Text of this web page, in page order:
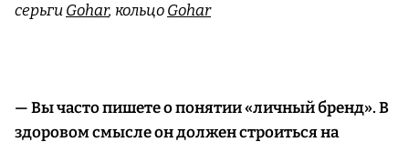
серьгиGohar, кольцоGohar
— Вы часто пишете о понятии «личный бренд». В
здоровом смысле он должен строиться на